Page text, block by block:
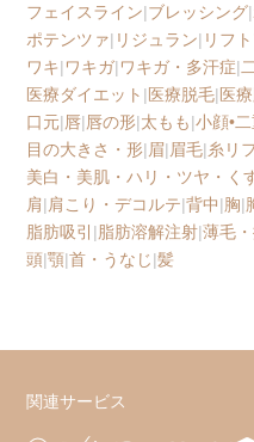
フェイスライン|ブレッシング|
ポテンツァ| リジュラン| リフ
ワキ|ワキガ|ワキガ・多汗症|
医療ダイエット |医療脱毛|医
口元|唇|唇の形|太もも|小顔•
目の大きさ・形|眉|眉毛|糸リ
美白・美肌・ハリ・ツヤ・く
肩|肩こり・デコルテ|背中|胸|
脂肪吸引 |脂肪溶解注射|薄毛
頭|顎|首・うなじ|髪
関連サービス